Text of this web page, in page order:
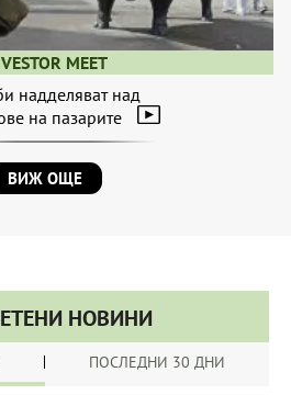
MEET
надделяват над
на пазарите
ВИЖ ОЩЕ
НОВИНИ
ПОСЛЕДНИ 30 ДНИ